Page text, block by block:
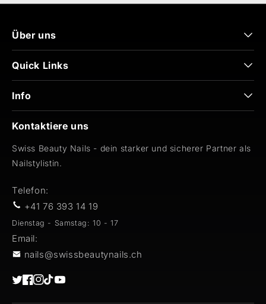
Über uns
Quick Links
Info
Kontaktiere uns
Swiss Beauty Nails - dein starker und sicherer Partner als
Nailstylistin.
Telefon:
+41 76 393 14 19
Dienstag - Samstag: 10 - 17
Email:
nails@swissbeautynails.ch
Twitter
Facebook
Instagram
TikTokYouTube